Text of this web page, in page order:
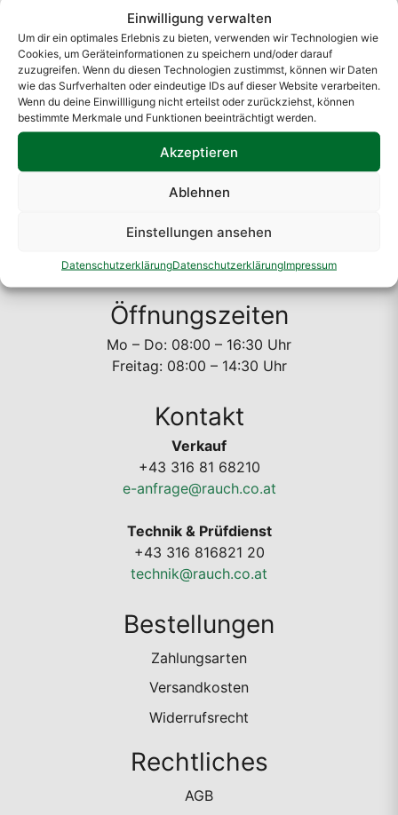
Einwilligung verwalten
Um dir ein optimales Erlebnis zu bieten, verwenden wir Technologien wie
Cookies, um Geräteinformationen zu speichern und/oder darauf
zuzugreifen. Wenn du diesen Technologien zustimmst, können wir Daten
wie das Surfverhalten oder eindeutige IDs auf dieser Website verarbeiten.
Wenn du deine Einwillligung nicht erteilst oder zurückziehst, können
bestimmte Merkmale und Funktionen beeinträchtigt werden.
Akzeptieren
Ablehnen
Einstellungen ansehen
DatenschutzerklärungDatenschutzerklärungImpressum
Standort
A. Rauch GmbH
8041 Graz
Öffnungszeiten
Mo – Do: 08:00 – 16:30 Uhr
Freitag: 08:00 – 14:30 Uhr
Kontakt
Verkauf
+43 316 81 68210
e-anfrage@rauch.co.at
Technik & Prüfdienst
+43 316 816821 20
technik@rauch.co.at
Bestellungen
Zahlungsarten
Versandkosten
Widerrufsrecht
Rechtliches
AGB